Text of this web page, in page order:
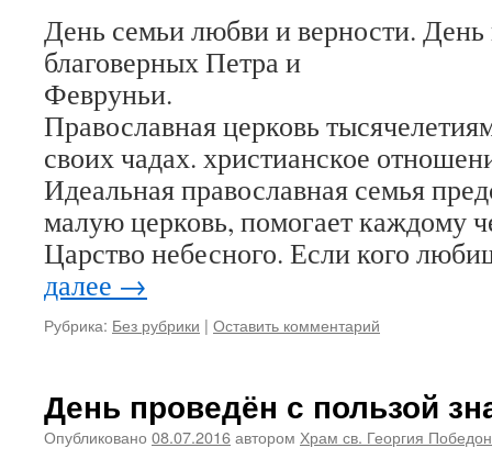
День семьи любви и верности.
благоверных Петра и
Православная церковь
своих чадах. христианское
Идеальная православная семья
малую церковь, помогает каждому
Царство небесного. Если кого
далее →
Рубрика: Без рубрики | Оставить комментарий
День проведён с пользой
Опубликовано 08.07.2016автором Храм св. Георгия